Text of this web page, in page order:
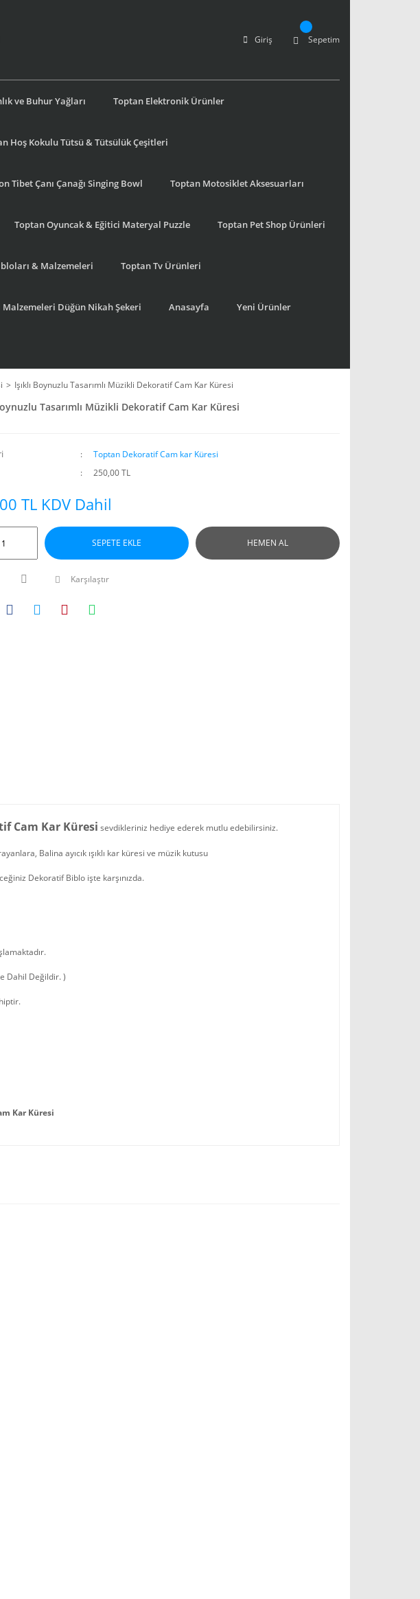
Giriş Sepetim
ve Buhur Yağları Toptan Elektronik Ürünler
Hoş Kokulu Tütsü & Tütsülük Çeşitleri
Tibet Çanı Çanağı Singing Bowl Toptan Motosiklet Aksesuarları
Toptan Oyuncak & Eğitici Materyal Puzzle Toptan Pet Shop Ürünleri
& Malzemeleri Toptan Tv Ürünleri
Malzemeleri Düğün Nikah Şekeri Anasayfa Yeni Ürünler
Işıklı Boynuzlu Tasarımlı Müzikli Dekoratif Cam Kar Küresi
Tasarımlı Müzikli Dekoratif Cam Kar Küresi
Toptan Dekoratif Cam kar Küresi
250,00 TL
TL KDV Dahil
SEPETE EKLE HEMEN AL
Karşılaştır
Cam Kar Küresi sevdikleriniz hediye ederek mutlu edebilirsiniz.
Balina ayıcık ışıklı kar küresi ve müzik kutusu
Dekoratif Biblo işte karşınızda.
Dahil Değildir. )
Kar Küresi